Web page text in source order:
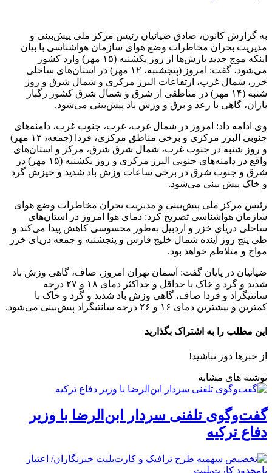
به گزارش کانون، صادق ضیائیان رئیس مرکز ملی پیش‌بینی و
مدیریت بحران مخاطرات وضع هوای سازمان هواشناسی با بیان
اینکه موج جدید بارش‌ها از روز یکشنبه (۱۵ مهر) وارد کشور
می‌شود، گفت: امروز (پنجشنبه، ۱۲ مهر) در استان‌های ساحلی
خزر، شمال غرب، ارتفاعات البرز مرکزی و شمال شرق و روز
شنبه (۱۴ مهر) در مناطقی از شرق و شمال شرق کشور رگبار
باران، گاهی با رعد و برق و وزش باد پیش‌بینی می‌شود.
وی ادامه داد: امروز در شمال غرب، غرب، جنوب غرب، دامنه‌های
جنوبی البرز مرکزی و برخی مناطق مرکزی، فردا (جمعه، ۱۳ مهر)
و روز شنبه در جنوب غرب، شمال شرق شرق، مرکز و استان‌های
واقع در دامنه‌های جنوبی البرز مرکزی و روز یکشنبه (۱۵ مهر) در
شرق و جنوب شرق در برخی ساعات وزش باد شدید و خیزش گرد
و خاک پیش بینی می‌شود.
رئیس مرکز ملی پیش‌بینی و مدیریت بحران مخاطرات وضع هوای
سازمان هواشناسی تصریح کرد: دمای هوا امروز در استان‌های
ساحلی دریای خزر و اردبیل به‌طور محسوسی کاهش پیدا می‌کند و
طی پنج روز آینده شمال خلیج فارس و پنجشنبه و جمعه دریای خزر
مواج و متلاطم خواهد بود.
ضیائیان در پایان گفت: آسمان تهران امروز، صاف، گاهی وزش باد
شدید و گرد و خاک با حداقل و حداکثر دمای ۱۸ و ۲۷ درجه
سانتیگراد و فردا صاف، گاهی وزش باد شدید و گرد و خاک با
کمترین و بیشترین دمای ۱۶ و ۲۶ درجه سانتیگراد پیش‌بینی می‌شود.
این مطلب را به اشتراک بگذارید
از خبرها دور نباشید!
نوشته های مشابه
گفت‌وگوی تلفنی سردار ابن‌الرضا با وزیر
دفاع ترکیه